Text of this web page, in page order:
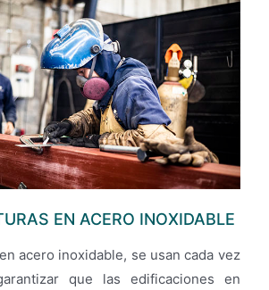
EN ACERO INOXIDABLE
acero inoxidable, se usan cada vez
que las edificaciones en